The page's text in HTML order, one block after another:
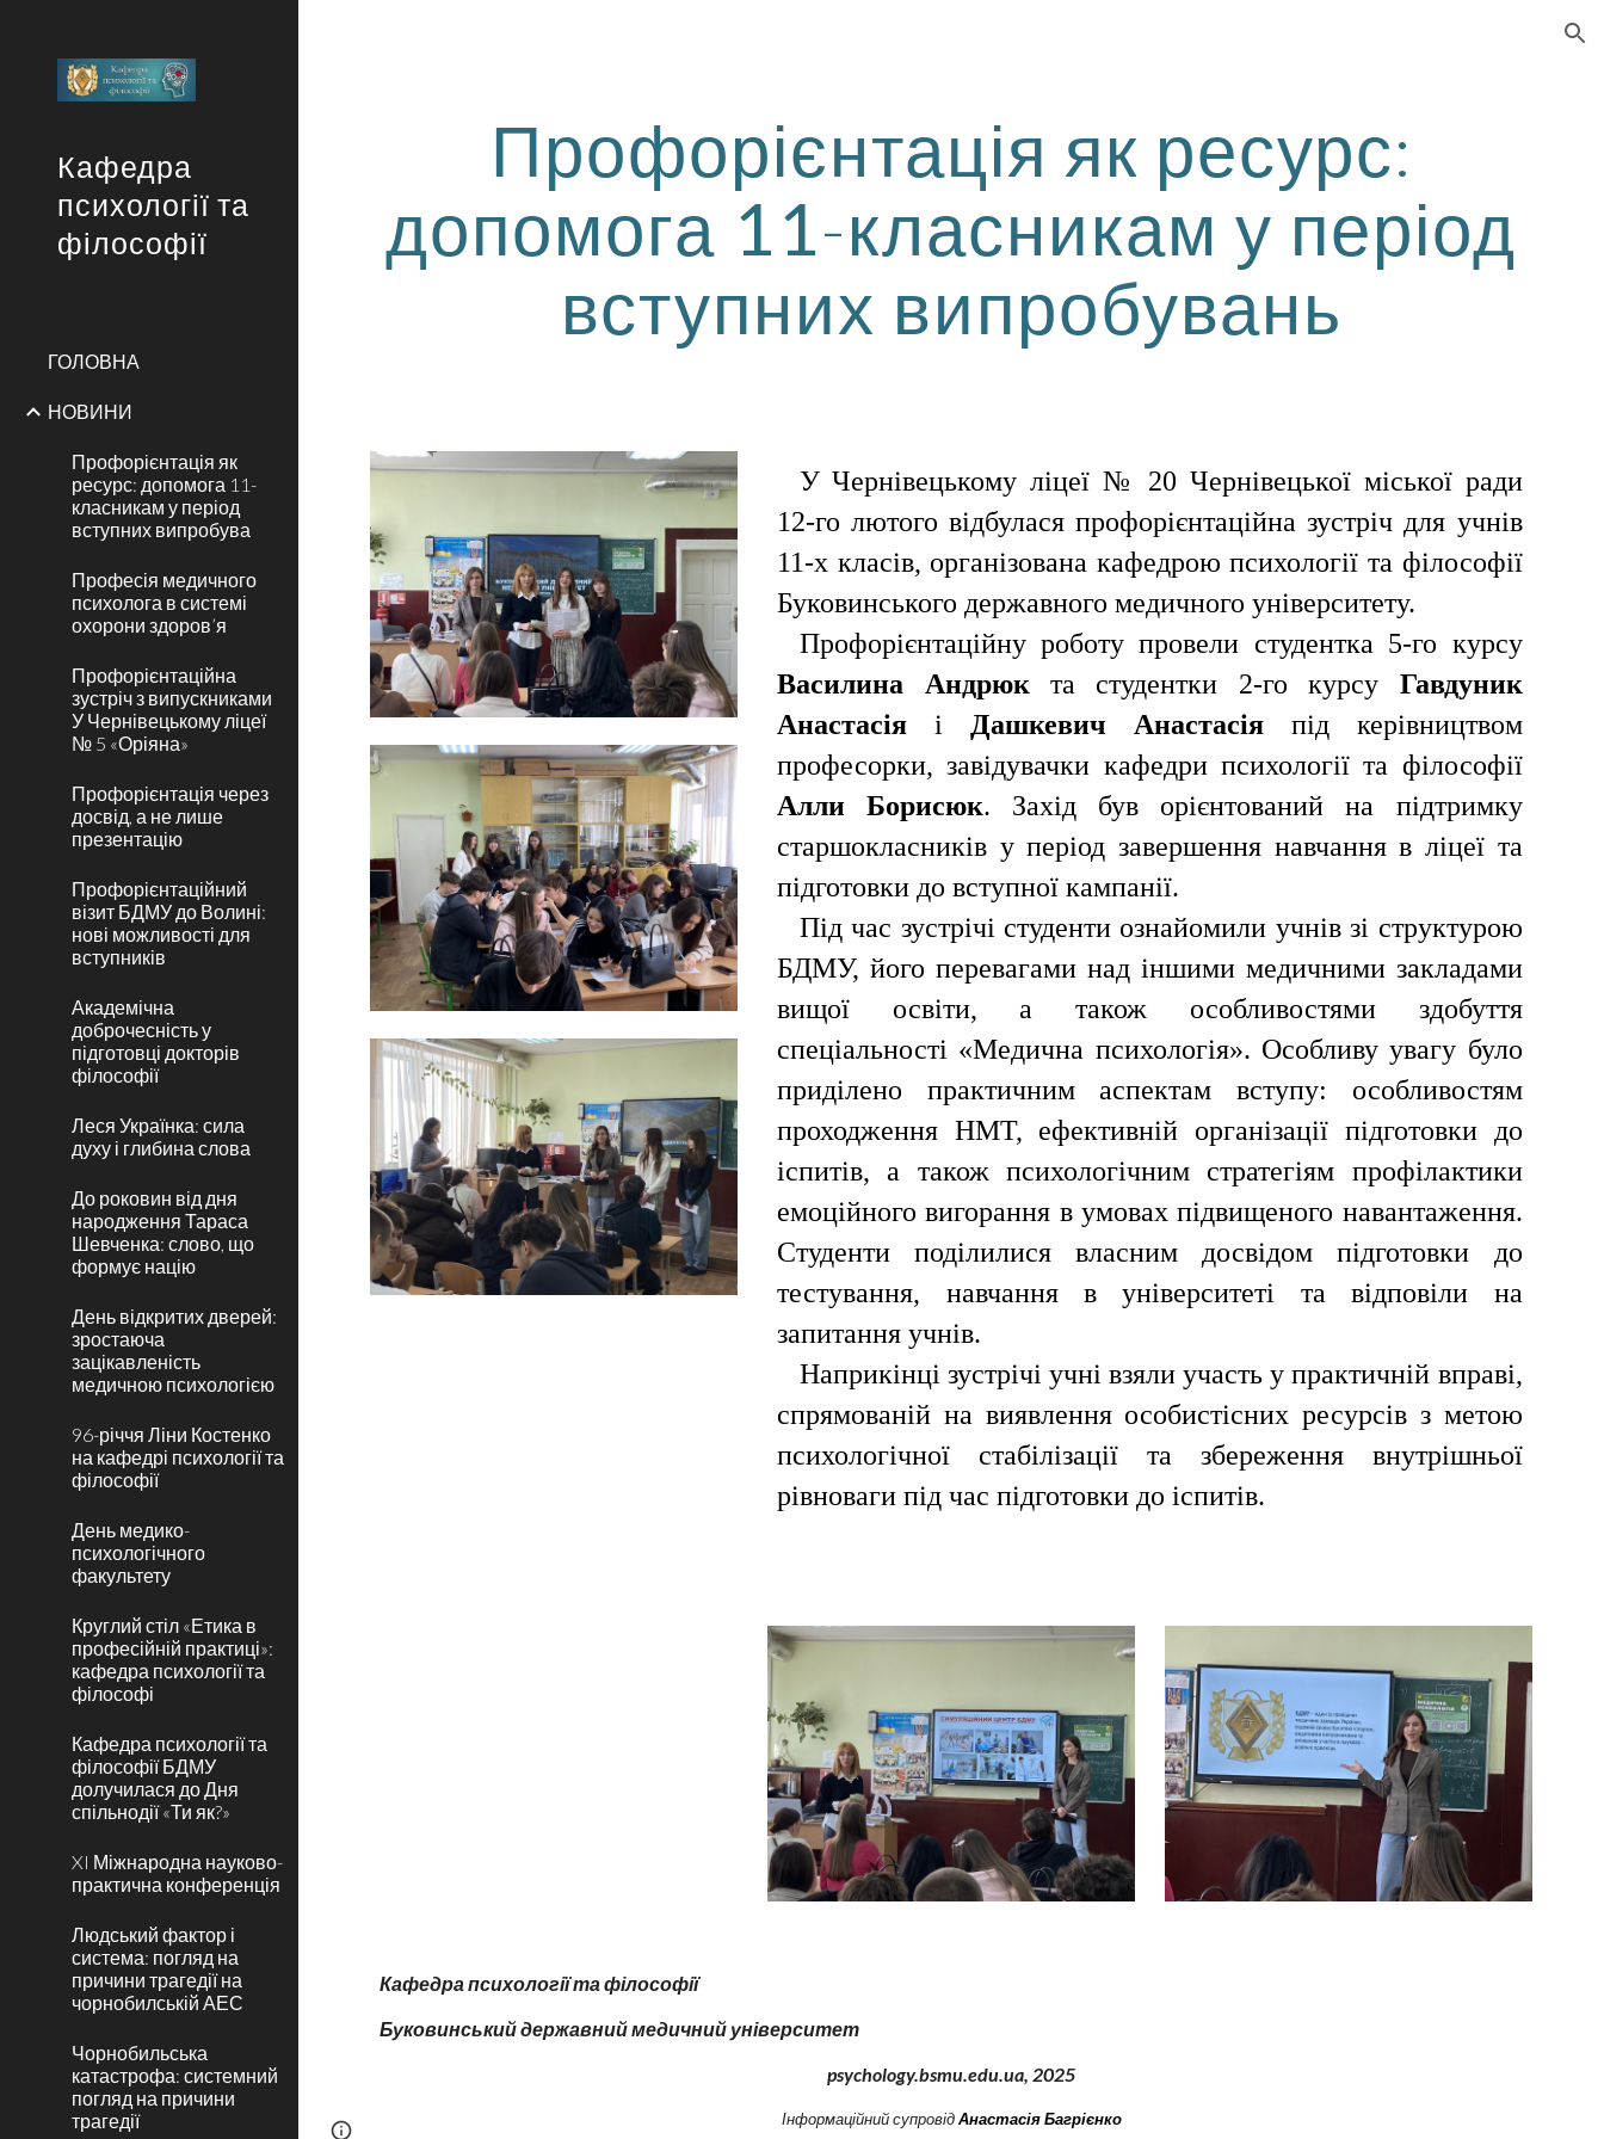
Кафедра
психології та
філософії
ГОЛОВНА
НОВИНИ
Профорієнтація як
ресурс: допомога 11-
класникам у період
вступних випробува
Професія медичного
психолога в системі
охорони здоров’я
Профорієнтаційна
зустріч з випускниками
У Чернівецькому ліцеї
№ 5 «Оріяна»
Профорієнтація через
досвід, а не лише
презентацію
Профорієнтаційний
візит БДМУ до Волині:
нові можливості для
вступників
Академічна
доброчесність у
підготовці докторів
філософії
Леся Українка: сила
духу і глибина слова
До роковин від дня
народження Тараса
Шевченка: слово, що
формує націю
День відкритих дверей:
зростаюча
зацікавленість
медичною психологією
96-річчя Ліни Костенко
на кафедрі психології та
філософії
День медико-
психологічного
факультету
Круглий стіл «Етика в
професійній практиці»:
кафедра психології та
філософі
Кафедра психології та
філософії БДМУ
долучилася до Дня
спільнодії «Ти як?»
XI Міжнародна науково-
практична конференція
Людський фактор і
система: погляд на
причини трагедії на
чорнобилській АЕС
Чорнобильська
катастрофа: системний
погляд на причини
трагедії
Профорієнтація як ресурс:
допомога 11-класникам у період
вступних випробувань
У Чернівецькому ліцеї № 20 Чернівецької міської ради
12-го лютого відбулася профорієнтаційна зустріч для учнів
11-х класів, організована кафедрою психології та філософії
Буковинського державного медичного університету.
Профорієнтаційну роботу провели студентка 5-го курсу
Василина Андрюк та студентки 2-го курсу Гавдуник
Анастасія і Дашкевич Анастасіяпід керівництвом
професорки, завідувачки кафедри психології та філософії
Алли Борисюк. Захід був орієнтований на підтримку
старшокласників у період завершення навчання в ліцеї та
підготовки до вступної кампанії.
Під час зустрічі студенти ознайомили учнів зі структурою
БДМУ, його перевагами над іншими медичними закладами
вищої освіти, а також особливостями здобуття
спеціальності «Медична психологія». Особливу увагу було
приділено практичним аспектам вступу: особливостям
проходження НМТ, ефективній організації підготовки до
іспитів, а також психологічним стратегіям профілактики
емоційного вигорання в умовах підвищеного навантаження.
Студенти поділилися власним досвідом підготовки до
тестування, навчання в університеті та відповіли на
запитання учнів.
Наприкінці зустрічі учні взяли участь у практичній вправі,
спрямованій на виявлення особистісних ресурсів з метою
психологічної стабілізації та збереження внутрішньої
рівноваги під час підготовки до іспитів.
Кафедра психології та філософії
Буковинський державний медичний університет
psychology.bsmu.edu.ua, 2025
Інформаційний супровід Анастасія Багрієнко